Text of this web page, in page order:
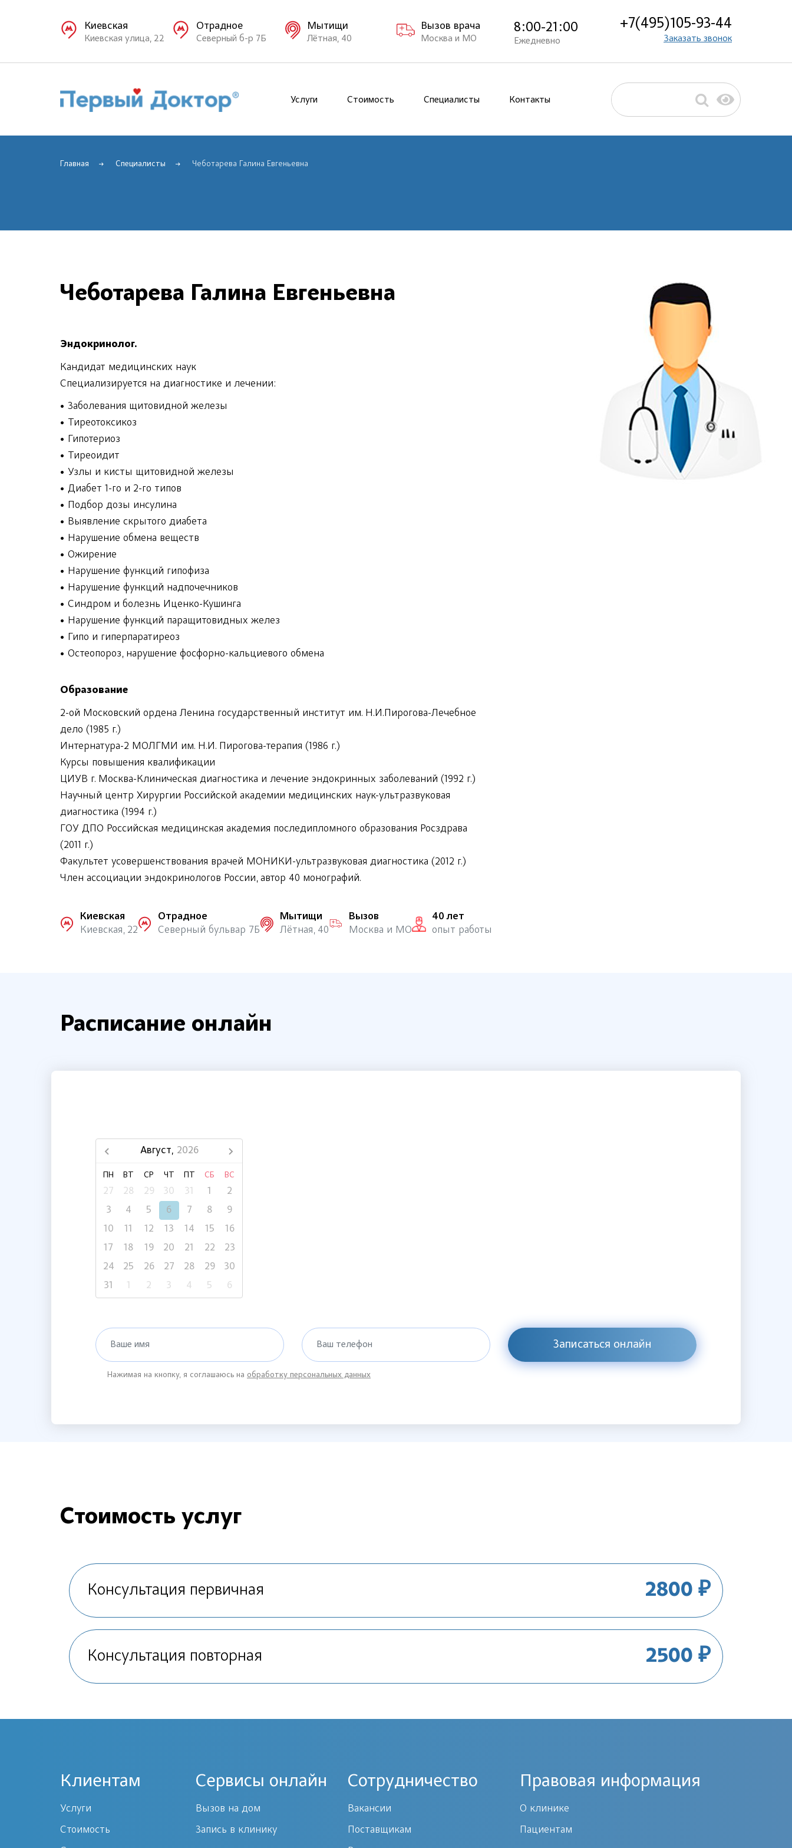
Киевская
Киевская улица, 22
Отрадное
Северный б-р 7Б
Мытищи
Лётная, 40
Вызов врача
Москва и МО
8:00-21:00
Ежедневно
+7(495)105-93-44
Заказать звонок
Услуги Стоимость Специалисты Контакты
Главная Специалисты Чеботарева Галина Евгеньевна
Чеботарева Галина Евгеньевна
Эндокринолог.
Кандидат медицинских наук
Специализируется на диагностике и лечении:
• Заболевания щитовидной железы
• Тиреотоксикоз
• Гипотериоз
• Тиреоидит
• Узлы и кисты щитовидной железы
• Диабет 1-го и 2-го типов
• Подбор дозы инсулина
• Выявление скрытого диабета
• Нарушение обмена веществ
• Ожирение
• Нарушение функций гипофиза
• Нарушение функций надпочечников
• Синдром и болезнь Иценко-Кушинга
• Нарушение функций паращитовидных желез
• Гипо и гиперпаратиреоз
• Остеопороз, нарушение фосфорно-кальциевого обмена
Образование
2-ой Московский ордена Ленина государственный институт им. Н.И.Пирогова-Лечебное
дело (1985 г.)
Интернатура-2 МОЛГМИ им. Н.И. Пирогова-терапия (1986 г.)
Курсы повышения квалификации
ЦИУВ г. Москва-Клиническая диагностика и лечение эндокринных заболеваний (1992 г.)
Научный центр Хирургии Российской академии медицинских наук-ультразвуковая
диагностика (1994 г.)
ГОУ ДПО Российская медицинская академия последипломного образования Росздрава
(2011 г.)
Факультет усовершенствования врачей МОНИКИ-ультразвуковая диагностика (2012 г.)
Член ассоциации эндокринологов России, автор 40 монографий.
Киевская
Киевская, 22
Отрадное
Северный бульвар 7Б
Мытищи
Лётная, 40
Вызов
Москва и МО
40 лет
опыт работы
Расписание онлайн
Август, 2026
ПН ВТ СР ЧТ ПТ СБ ВС
27 28 29 30 31 1
2
3
4 5 6 7 8
9
10
11 12 13 14 15
16
17
18 19 20 21 22
23
24
25 26 27 28 29
30
31
1 2 3 4 5 6
Ваше имя Ваш телефон Записаться онлайн
Нажимая на кнопку, я соглашаюсь на обработку персональных данных
Стоимость услуг
Консультация первичная 2800 ₽
Консультация повторная 2500 ₽
Клиентам
Услуги
Стоимость
Сервисы онлайн
Вызов на дом
Запись в клинику
Сотрудничество
Вакансии
Поставщикам
Правовая информация
О клинике
Пациентам